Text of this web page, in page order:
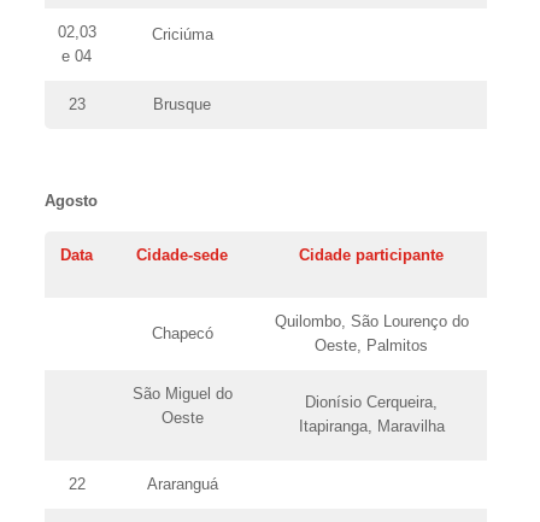
02,03
e 04
Criciúma
23 Brusque
Agosto
Data Cidade-sede Cidade participante
Chapecó
Quilombo, São Lourenço do
Oeste, Palmitos
São Miguel do
Oeste
Dionísio Cerqueira,
Itapiranga, Maravilha
22 Araranguá